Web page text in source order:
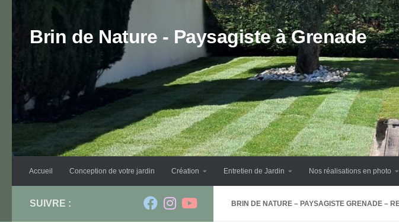
Brin de Nature - Paysagiste à Grenade
Accueil Conception de votre jardin Création Entretien de Jardin Nos réalisations en photo
BRIN DE NATURE – PAYSAGISTE GRENADE –
SUIVRE :